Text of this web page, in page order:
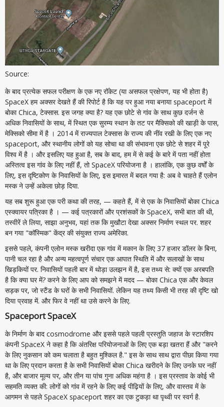
Source:
के बाद प्रत्येक सफल परीक्षण के एक नए रॉकेट (या असफल प्रक्षेपण, यह भी होता है)
SpaceX हम अक्सर देखते हैं की रिपोर्ट है कि यह पर हुआ नया बनाया spaceport में
बोका Chica, टेक्सास. इस जगह क्या है? यह एक छोटे से गांव के साथ कुछ दर्जन से
अधिक निवासियों के साथ, में स्थित एक सुरम्य स्थान के तट पर मैक्सिको की खाड़ी के पास,
मेक्सिको सीमा में है । 2014 में राज्यपाल टेक्सास के राज्य की नींव रखी के लिए एक नए
spaceport, और स्थानीय लोगों को यह सोचा था की संभावना एक छोटे से शहर में पूरे
विश्व में है । और इसलिए यह हुआ है, सब के बाद, हम में से कई के बारे में पता नहीं होता
अस्तित्व इस गांव के लिए नहीं हैं, तो SpaceX परियोजना है । हालांकि, एक कुछ वर्षों के
लिए, इस दृष्टिकोण के निवासियों के लिए, इस इमारत में बदल गया है: अब वे चाहते हैं एलोन
मस्क ने उन्हें अकेला छोड़ दिया.
यह सब शुरू हुआ एक परी कथा की तरह, — कहते हैं, में से एक के निवासियों बोका Chica
एस्क्वायर पत्रिका है । — कई पत्रकारों और प्रशंसकों के SpaceX, सभी बात की थी,
तस्वीरें ले लिया, साझा अनुभव, यहां तक कि मुखौटा देखा अक्सर निर्माण स्थल पर. शहर
बन गया "कॉस्मिक" केंद्र की संयुक्त राज्य अमेरिका.
इससे पहले, कंपनी एलोन मस्क खरीदा एक गांव में मकान के लिए 37 हजार डॉलर के बिना,
पानी चल रहा है और अन्य महत्वपूर्ण संचार एक आपात स्थिति में और सलाखों के साथ
खिड़कियों पर. निवासियों पहली बार में थोड़ा उलझन में है, इस तथ्य से: क्यों एक अरबपति
है कि क्या घर में? करने के लिए आप को समझने में मदद — बोका Chica एक और केवल
सड़क पर, जो स्टैंड के घरों के सभी निवासियों. लेकिन यह तथ्य किसी भी तरह की दृष्टि खो
दिया प्रवाह में. और फिर वे नहीं था उसे करने के लिए.
Spaceport SpaceX
के निर्माण के बाद cosmodrome और इससे पहले पहली प्रस्तुति जहाज के स्टारशिप
कंपनी SpaceX ने कहा है कि अंतरिक्ष परियोजनाओं के लिए एक बड़ा खतरा हैं और "करने
के लिए नुकसान को कम चलाता है बहुत मुश्किल है." इस के साथ साथ द्वारा पीछा किया गया
था के लिए प्रदान करता है के सभी निवासियों बोका Chica खरीदने के लिए उनके घर नहीं
है, और बाजार मूल्य पर, और तीन या पांच गुना अधिक महंगा है । इस प्रस्ताव के कोई भी
सहमति व्यक्त की: लोगों को गांव में रहने के लिए कई पीढ़ियों के लिए, और वास्तव में के
आगमन से पहले SpaceX spaceport शहर का एक टुकड़ा था पृथ्वी पर स्वर्ग है.